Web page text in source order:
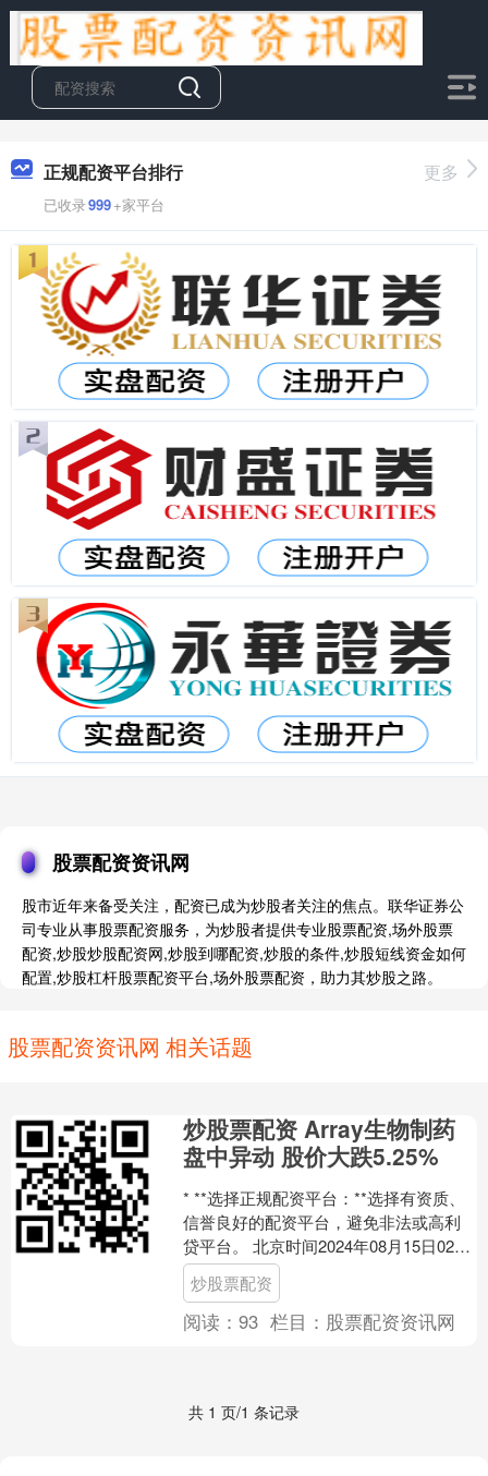
正规配资平台排行
已收录999+家平台
更多
股票配资资讯网
股市近年来备受关注，配资已成为炒股者关注的焦点。联华证券公
司专业从事股票配资服务，为炒股者提供专业股票配资,场外股票
配资,炒股炒股配资网,炒股到哪配资,炒股的条件,炒股短线资金如何
配置,炒股杠杆股票配资平台,场外股票配资，助力其炒股之路。
股票配资资讯网 相关话题
炒股票配资 Array生物制药
盘中异动 股价大跌5.25%
* **选择正规配资平台：**选择有资质、
信誉良好的配资平台，避免非法或高利
贷平台。 北京时间2024年08月15日02时
27分，Array生物制药（ARRY.....
炒股票配资
阅读：93 栏目： 股票配资资讯网
共 1 页/1 条记录